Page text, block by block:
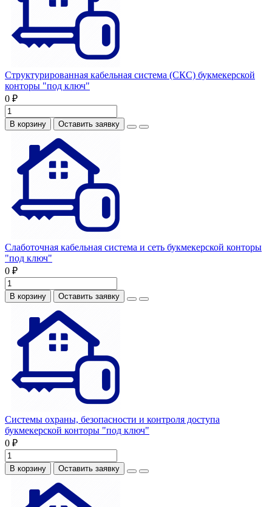
Структурированная кабельная система (СКС) букмекерской
конторы "под ключ"
0 ₽
В корзину Оставить заявку
Слаботочная кабельная система и сеть букмекерской конторы
"под ключ"
0 ₽
В корзину Оставить заявку
Системы охраны, безопасности и контроля доступа
букмекерской конторы "под ключ"
0 ₽
В корзину Оставить заявку